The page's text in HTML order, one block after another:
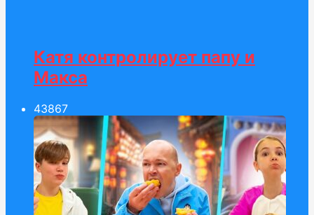
Катя контролирует папу и
Макса
43867